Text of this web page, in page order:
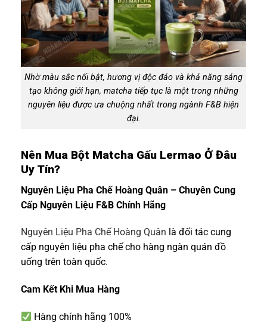
Nhờ màu sắc nổi bật, hương vị độc đáo và khả năng sáng
tạo không giới hạn, matcha tiếp tục là một trong những
nguyên liệu được ưa chuộng nhất trong ngành F&B hiện
đại.
Nên Mua Bột Matcha Gấu Lermao Ở Đâu
Uy Tín?
Nguyên Liệu Pha Chế Hoàng Quân – Chuyên Cung
Cấp Nguyên Liệu F&B Chính Hãng
Nguyên Liệu Pha Chế Hoàng Quân là đối tác cung
cấp nguyên liệu pha chế cho hàng ngàn quán đồ
uống trên toàn quốc.
Cam Kết Khi Mua Hàng
Hàng chính hãng 100%